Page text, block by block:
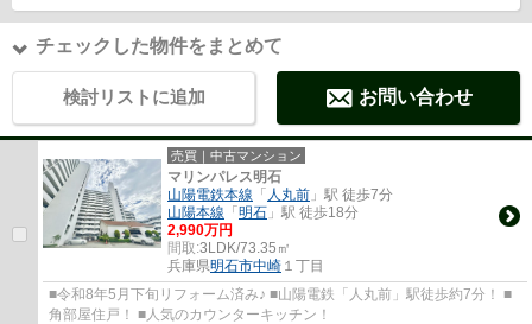
チェックした物件をまとめて
検討リストに追加 お問い合わせ
売買｜中古マンション
マリンパレス明石
山陽電鉄本線 「 人丸前 」駅 徒歩7分
山陽本線 「明石 」駅 徒歩18分
2,990万円
間取:3LDK/73.35㎡
兵庫県明石市中崎 １丁目
■令和8年5月下旬リフォーム済み♪ ■山陽電鉄「人丸前」駅徒歩約7分！ ■
角部屋住戸！ ■人気のカウンターキッチン！